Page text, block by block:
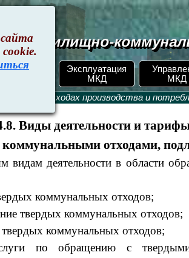
Эксплуатация
МКД
МКД
жилищно-
ФЗ-89. Об отходах производства и
Виды деятельности и
коммунальными отходами,
видам деятельности в области
коммунальных отходов;
твердых коммунальных отходов;
твердых коммунальных отходов;
по обращению с